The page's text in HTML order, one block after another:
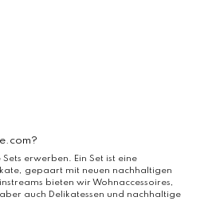
erwerben. Ein Set ist eine
gepaart mit neuen nachhaltigen
bieten wir Wohnaccessoires,
auch Delikatessen und nachhaltige